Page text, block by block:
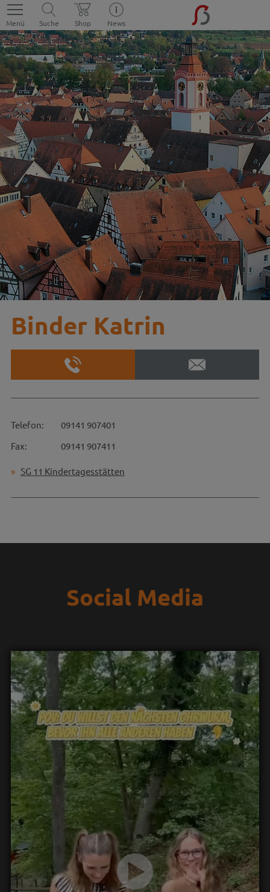
Menü Suche Shop News
Binder Katrin
Telefon:
09141 907401
Fax:
09141 907411
SG 11 Kindertagesstätten
Social Media